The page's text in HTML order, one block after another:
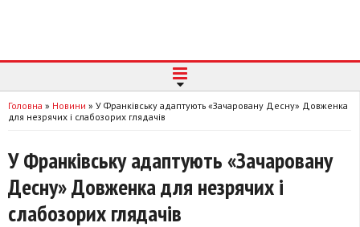
Головна » Новини » У Франківську адаптують «Зачаровану Десну» Довженка
для незрячих і слабозорих глядачів
У Франківську адаптують «Зачаровану
Десну» Довженка для незрячих і
слабозорих глядачів